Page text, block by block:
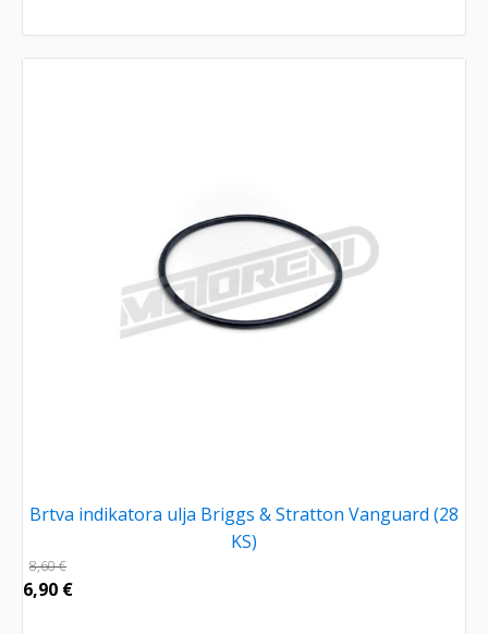
Brtva indikatora ulja Briggs & Stratton Vanguard (28
KS)
8,60€
6,90 €